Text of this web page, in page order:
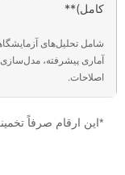
کامل)**
شامل تحلیل‌های
آماری پیشرفته،
اصلاحات.
*این ارقام صرفاً